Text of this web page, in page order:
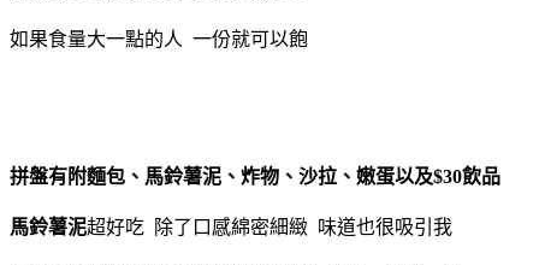
如果食量大一點的人 一份就可以飽
拼盤有附麵包、馬鈴薯泥、炸物、沙拉、嫩蛋以及$30飲品
馬鈴薯泥超好吃 除了口感綿密細緻 味道也很吸引我